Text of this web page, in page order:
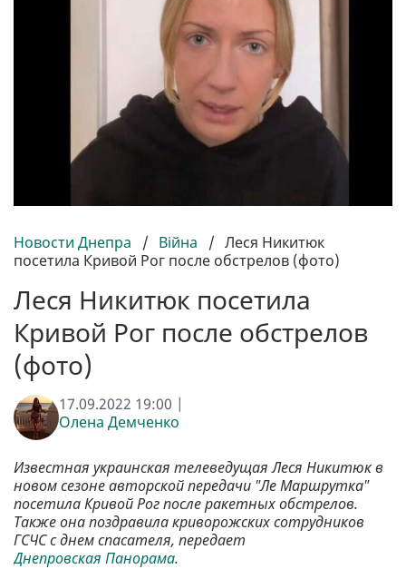
Новости Днепра / Війна / Леся Никитюк
посетила Кривой Рог после обстрелов (фото)
Леся Никитюк посетила
Кривой Рог после обстрелов
(фото)
17.09.2022 19:00 |
Олена Демченко
Известная украинская телеведущая Леся Никитюк в
новом сезоне авторской передачи "Ле Маршрутка"
посетила Кривой Рог после ракетных обстрелов.
Также она поздравила криворожских сотрудников
ГСЧС с днем спасателя, передает
Днепровская Панорама.